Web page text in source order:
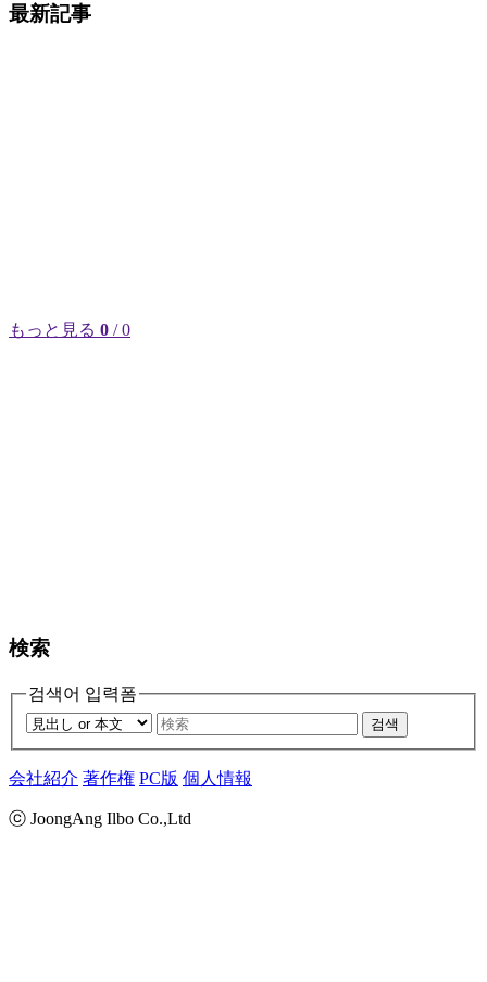
最新記事
もっと見る 0 / 0
検索
검색어 입력폼
검색
会社紹介 著作権 PC版 個人情報
ⓒ JoongAng Ilbo Co.,Ltd